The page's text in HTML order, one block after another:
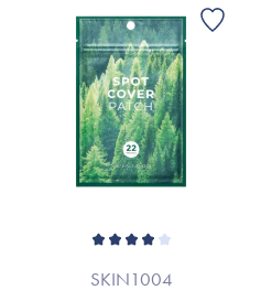
SKIN1004